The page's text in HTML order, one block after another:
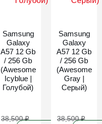
Samsung
Galaxy
A57 12 Gb
/ 256 Gb
(Awesome
Icyblue |
Голубой)
38,500₽
Samsung
Galaxy
A57 12 Gb
/ 256 Gb
(Awesome
Gray |
Серый)
38,500₽